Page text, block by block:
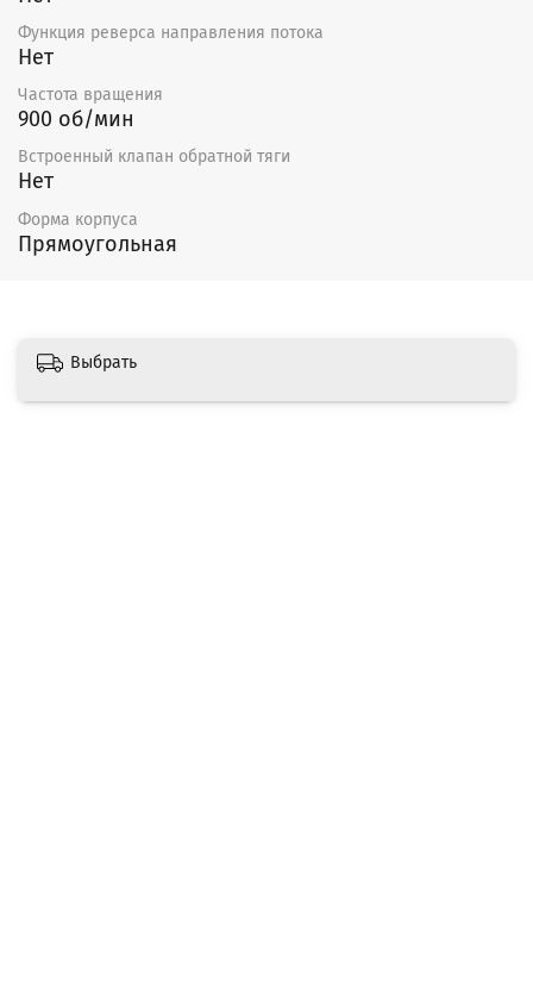
Функция реверса направления потока
Нет
Частота вращения
900 об/мин
Встроенный клапан обратной тяги
Нет
Форма корпуса
Прямоугольная
Выбрать